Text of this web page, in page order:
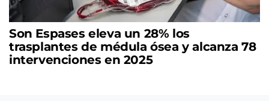
Son Espases eleva un 28% los
trasplantes de médula ósea y alcanza 78
intervenciones en 2025